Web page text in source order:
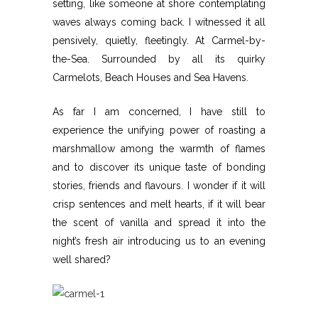
setting, like someone at shore contemplating
waves always coming back. I witnessed it all
pensively, quietly, fleetingly. At Carmel-by-
the-Sea. Surrounded by all its quirky
Carmelots, Beach Houses and Sea Havens.
As far I am concerned, I have still to
experience the unifying power of roasting a
marshmallow among the warmth of flames
and to discover its unique taste of bonding
stories, friends and flavours. I wonder if it will
crisp sentences and melt hearts, if it will bear
the scent of vanilla and spread it into the
night’s fresh air introducing us to an evening
well shared?